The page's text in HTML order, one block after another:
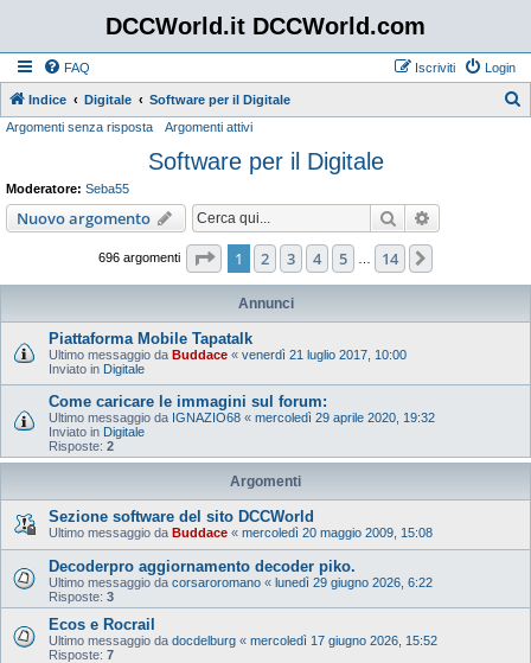
DCCWorld.it DCCWorld.com
FAQ Login
Iscriviti
Indice Digitale Software per il Digitale
Argomenti senza risposta Argomenti attivi
Software per il Digitale
Moderatore: Seba55
Nuovo argomento Cerca
696 argomenti Pagina di 14
1 2 3 4 5 14
Annunci
Piattaforma Mobile Tapatalk
Ultimo messaggio da Buddace « venerdì 21 luglio 2017, 10:00
Inviato in Digitale
Come caricare le immagini sul forum:
Ultimo messaggio da IGNAZIO68 « mercoledì 29 aprile 2020, 19:32
Inviato in Digitale
Risposte: 2
Argomenti
Sezione software del sito DCCWorld
Ultimo messaggio da Buddace « mercoledì 20 maggio 2009, 15:08
Decoderpro aggiornamento decoder piko.
Ultimo messaggio da corsaroromano « lunedì 29 giugno 2026, 6:22
Risposte: 3
Ecos e Rocrail
Ultimo messaggio da docdelburg « mercoledì 17 giugno 2026, 15:52
Risposte: 7